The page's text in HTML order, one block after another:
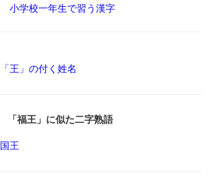
小学校一年生で習う漢字
「王」の付く姓名
「福王」に似た二字熟語
国王